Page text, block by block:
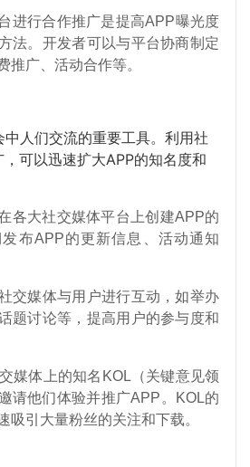
台进行合作推广是提高APP曝光度
法。开发者可以与平台协商制定
推广、活动合作等。
人们交流的重要工具。利用社
可以迅速扩大APP的知名度和
在各大社交媒体平台上创建APP的
布APP的更新信息、活动通知
社交媒体与用户进行互动，如举办
题讨论等，提高用户的参与度和
交媒体上的知名KOL（关键意见领
请他们体验并推广APP。KOL的
吸引大量粉丝的关注和下载。